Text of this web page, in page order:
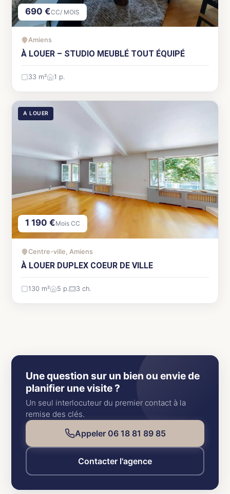
690 €CC/ MOIS
Amiens
À LOUER – STUDIO MEUBLÉ TOUT ÉQUIPÉ
33 m² 1 p.
A LOUER
1 190 €Mois CC
Centre-ville, Amiens
À LOUER DUPLEX COEUR DE VILLE
130 m² 5 p. 3 ch.
Une question sur un bien ou envie de
planifier une visite ?
Un seul interlocuteur du premier contact à la
remise des clés.
Appeler 06 18 81 89 85
Contacter l'agence